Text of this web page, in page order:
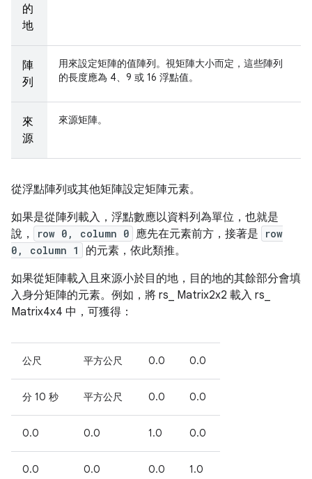
的
地
陣
列
用來設定矩陣的值陣列。視矩陣大小而定，這些陣列
的長度應為 4、9 或 16 浮點值。
來
源
來源矩陣。
從浮點陣列或其他矩陣設定矩陣元素。
如果是從陣列載入，浮點數應以資料列為單位，也就是
說，
row 0, column 0 應先在元素前方，接著是
row
0, column 1
的元素，依此類推。
如果從矩陣載入且來源小於目的地，目的地的其餘部分會填
入身分矩陣的元素。例如，將 rs_ Matrix2x2 載入 rs_
Matrix4x4 中，可獲得：
公尺 平方公尺 0.0 0.0
分 10 秒 平方公尺 0.0 0.0
0.0 0.0 1.0 0.0
0.0 0.0 0.0 1.0